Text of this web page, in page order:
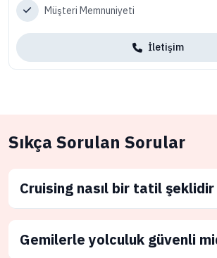
Müşteri Memnuniyeti
İletişim
Sıkça Sorulan Sorular
Cruising nasıl bir tatil şeklidir
Gemilerle yolculuk güvenli